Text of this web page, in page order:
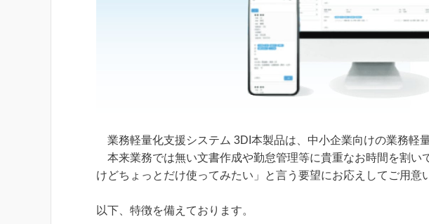
業務軽量化支援システム 3DI本製品は、中小企業向けの業務軽
本来業務では無い文書作成や勤怠管理等に貴重なお時間を割い
けどちょっとだけ使ってみたい」と言う要望にお応えしてご用意
以下、特徴を備えております。